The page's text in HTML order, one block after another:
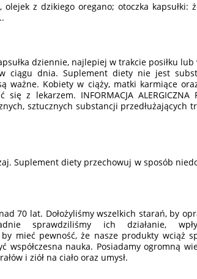
z dzikiego oregano; otoczka kapsułki:
dziennie, najlepiej w trakcie posiłku lub
ciągu dnia. Suplement diety nie jest
ważne. Kobiety w ciąży, matki karmiące
z lekarzem. INFORMACJA ALERGICZNA
sztucznych substancji przedłużających
Suplement diety przechowuj w sposób
70 lat. Dołożyliśmy wszelkich starań, by
sprawdziliśmy ich działanie,
mieć pewność, że nasze produkty wciąż
współczesna nauka. Posiadamy ogromną
i ziół na ciało oraz umysł.